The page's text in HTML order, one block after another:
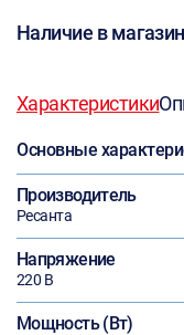
Наличие в
Характеристики
Основные
Производитель
Ресанта
Напряжение
220 В
Мощность (Вт)